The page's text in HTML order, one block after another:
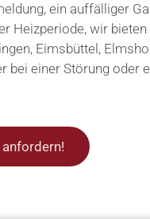
ein auffälliger
Heizperiode, wir
Eimsbüttel,
bei einer Störung oder